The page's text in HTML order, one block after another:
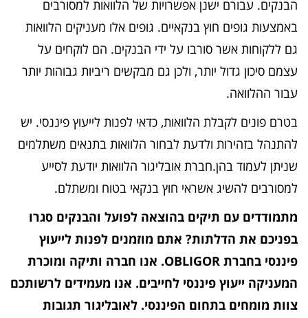
הבנקים. עבורם ישנן אפשרויות של הלוואות למסורבים
באמצעות גופים חוץ בנקאיים. גופים אלו מעניקים הלוואות
גם ללקוחות אשר סורבו על ידי הבנקים. הם לוקחים על
עצמם סיכון גדול יותר, ולכן גם מבקשים ריביות גבוהות יותר
עבור ההלוואה.
בטרם פונים לקבלת הלוואות, כדאי לפנות לייעוץ פיננסי. יש
להתנהל בזהירות ולדעת לבחור הלוואות בתנאים משתלמים
שניתן לעמוד בהן.חברת אובליגור הלוואות יודעת לסייע
למסורבים להשיג אשראי חוץ בנקאי בטוח ומשתלם.
מתמודדים עם תיקים בהוצאה לפועל והבנקים סגרו
בפניכם את הדלתות? אתם מוזמנים לפנות לייעוץ
פיננסי בחברת OBLIGOR. אנו חברה ותיקה ומוכרת
המעניקה ייעוץ פיננסי לחייבים. אנו מעמידים לרשותכם
צוות מומחים בתחום הפיננסי. לאובליגור תגובות